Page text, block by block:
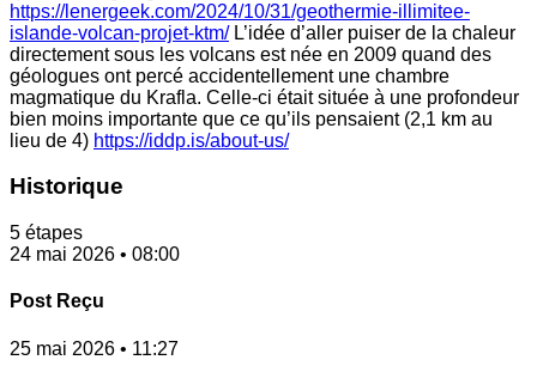
https://lenergeek.com/2024/10/31/geothermie-illimitee-
islande-volcan-projet-ktm/L’idée d’aller puiser de la chaleur
directement sous les volcans est née en 2009 quand des
géologues ont percé accidentellement une chambre
magmatique du Krafla. Celle-ci était située à une profondeur
bien moins importante que ce qu’ils pensaient (2,1 km au
lieu de 4) https://iddp.is/about-us/
Historique
5 étapes
24 mai 2026 • 08:00
Post Reçu
25 mai 2026 • 11:27